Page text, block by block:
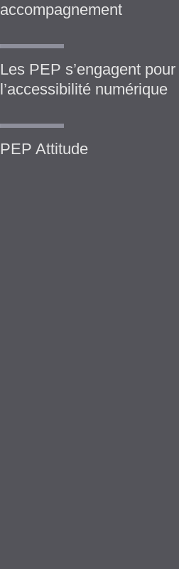
accompagnement
Les PEP s’engagent pour
l’accessibilité numérique
PEP Attitude